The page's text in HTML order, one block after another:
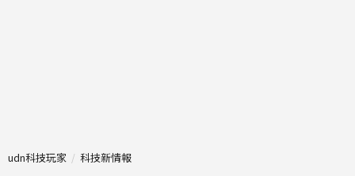
udn科技玩家 科技新情報